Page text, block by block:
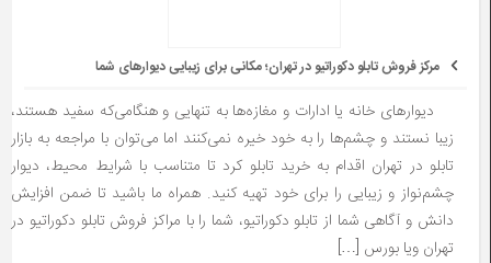
مرکز فروش تابلو دکوراتیو در تهران؛ مکانی برای زیبایی دیوارهای شما
دیوارهای خانه یا ادارات و مغازه‌ها به تنهایی و هنگامی‌که سفید هستند،
زیبا نستند و چشم‌ها را به خود خیره نمی‌کنند اما می‌توان با مراجعه به بازار
تابلو در تهران اقدام به خرید تابلو کرد تا متناسب با شرایط محیط، دیوار
چشم‌نواز و زیبایی را برای خود تهیه کنید. همراه ما باشید تا ضمن افزایش
دانش و آگاهی شما از تابلو دکوراتیو، شما را با مراکز فروش تابلو دکوراتیو در
تهران ویا بورس […]